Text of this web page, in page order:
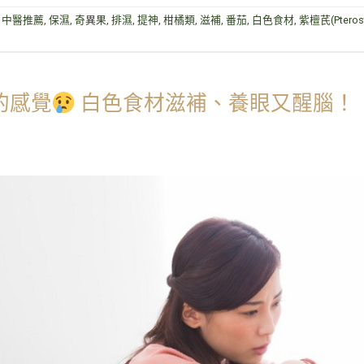
中醫推薦, 保濕, 奇異果, 排濕, 提神, 柑橘類, 滋補, 番茄, 白色食材, 紫檀芪
感覺 白色食材滋補、養眼又醒腦！